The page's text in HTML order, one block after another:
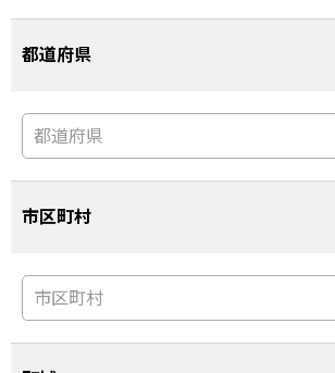
都道府県
市区町村